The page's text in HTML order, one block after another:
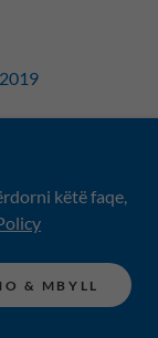
këtë faqe,
& MBYLL